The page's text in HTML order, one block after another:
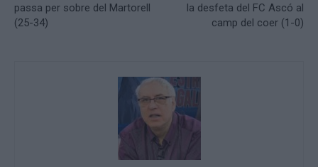
passa per sobre del Martorell
(25-34)
la desfeta del FC Ascó al
camp del coer (1-0)